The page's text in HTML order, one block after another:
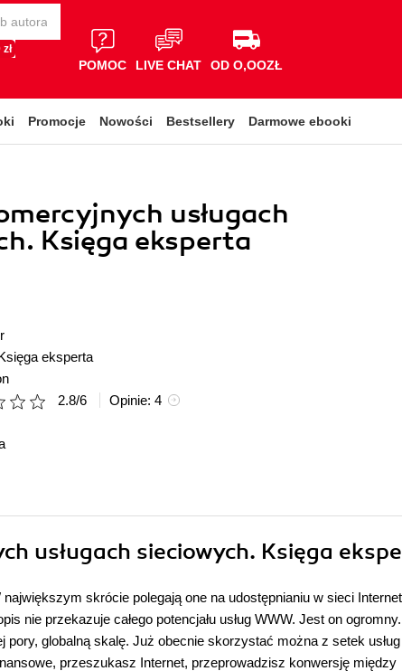
POMOC LIVE CHAT OD O,OOZŁ
Promocje Nowości Bestsellery Darmowe ebooki
usługach
Księga eksperta
eksperta
2.8/6 Opinie: 4
usługach sieciowych. Księga
skrócie polegają one na udostępnianiu w sieci Internet
nie przekazuje całego potencjału usług WWW. Jest on
pory, globalną skalę. Już obecnie skorzystać można z setek usług
przeszukasz Internet, przeprowadzisz konwersję między